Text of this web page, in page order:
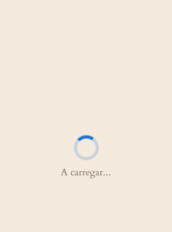
A carregar...